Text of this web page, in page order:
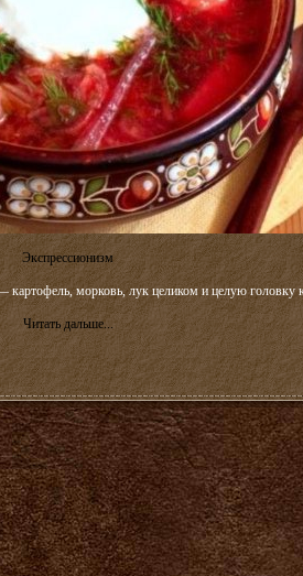
Экспрессионизм
морковь, лук целиком и целую головку
Читать дальше...